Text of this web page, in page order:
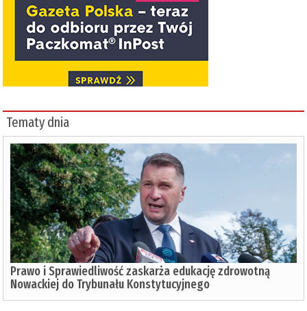
Tematy dnia
Prawo i Sprawiedliwość zaskarża edukację zdrowotną
Nowackiej do Trybunału Konstytucyjnego